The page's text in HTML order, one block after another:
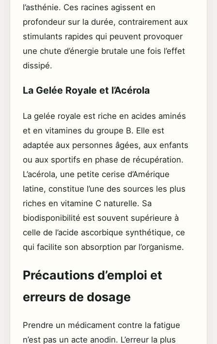
l’asthénie. Ces racines agissent en
profondeur sur la durée, contrairement aux
stimulants rapides qui peuvent provoquer
une chute d’énergie brutale une fois l’effet
dissipé.
La Gelée Royale et l’Acérola
La gelée royale est riche en acides aminés
et en vitamines du groupe B. Elle est
adaptée aux personnes âgées, aux enfants
ou aux sportifs en phase de récupération.
L’acérola, une petite cerise d’Amérique
latine, constitue l’une des sources les plus
riches en vitamine C naturelle. Sa
biodisponibilité est souvent supérieure à
celle de l’acide ascorbique synthétique, ce
qui facilite son absorption par l’organisme.
Précautions d’emploi et
erreurs de dosage
Prendre un médicament contre la fatigue
n’est pas un acte anodin. L’erreur la plus